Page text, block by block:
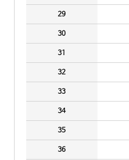
29
30
31
32
33
34
35
36